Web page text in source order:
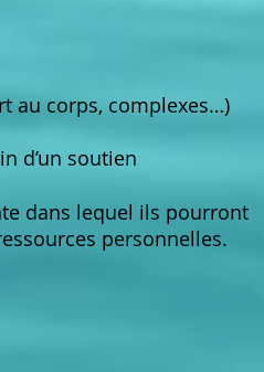
au corps, complexes…)
d’un soutien
dans lequel ils pourront
personnelles.